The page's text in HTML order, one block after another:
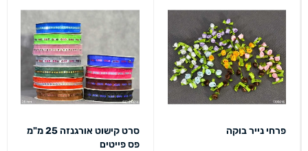
פרחי נייר בוקה
סרט קישוט אורגנזה 25 מ"מ
פס פייטים